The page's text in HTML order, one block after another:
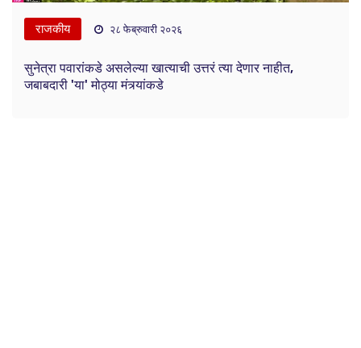
राजकीय २८ फेब्रुवारी २०२६
सुनेत्रा पवारांकडे असलेल्या खात्याची उत्तरं त्या देणार नाहीत,
जबाबदारी 'या' मोठ्या मंत्र्यांकडे